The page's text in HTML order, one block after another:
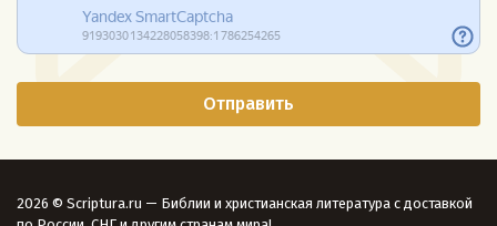
2026 © Scriptura.ru — Библии и христианская литература с доставкой